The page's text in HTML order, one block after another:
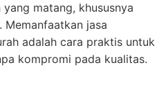
matang, khususnya
jasa
adalah cara praktis untuk
kompromi pada kualitas.